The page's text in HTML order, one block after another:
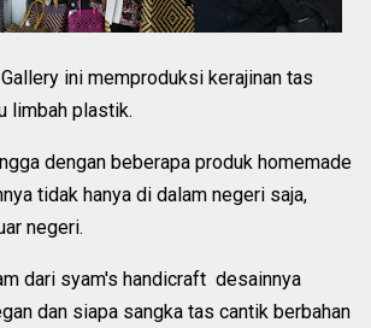
ini memproduksi kerajinan tas
limbah plastik.
dengan beberapa produk homemade
tidak hanya di dalam negeri saja,
negeri.
dari syam's handicraft desainnya
dan siapa sangka tas cantik berbahan